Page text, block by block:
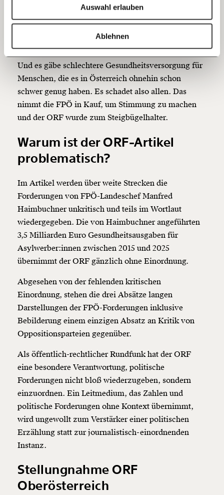
Auswahl erlauben
Ablehnen
20€ 40€
60€ 100€
150€ €
Ich möchte meine Spende verschenken.
Du erhältst eine E-Mail mit deiner
Geschenkurkunde im PDF-Format, welche Du
kannst.
Weiter
1/3
https://www.moment.at/story/fpoe-krankenkasse-asyl-orf-kritik/
Steuern einnimmt und sich die Einnahmen und
Ausgaben im Bereich Asyl decken: Eine eigene
Krankenkasse würde viel mehr Kosten verursachen
bei gleichzeitig höheren Bürokratieaufwendungen.
Und es gäbe schlechtere Gesundheitsversorgung für
Menschen, die es in Österreich ohnehin schon
schwer genug haben. Es schadet also allen. Das
nimmt die FPÖ in Kauf, um Stimmung zu machen
und der ORF wurde zum Steigbügelhalter.
Warum ist der ORF-Artikel
problematisch?
Im Artikel werden über weite Strecken die
Forderungen von FPÖ-Landeschef Manfred
Haimbuchner unkritisch und teils im Wortlaut
wiedergegeben. Die von Haimbuchner angeführten
3,5 Milliarden Euro Gesundheitsausgaben für
Asylwerber:innen zwischen 2015 und 2025
übernimmt der ORF gänzlich ohne Einordnung.
Abgesehen von der fehlenden kritischen
Einordnung, stehen die drei Absätze langen
Darstellungen der FPÖ-Forderungen inklusive
Bebilderung einem einzigen Absatz an Kritik von
Oppositionsparteien gegenüber.
Als öffentlich-rechtlicher Rundfunk hat der ORF
eine besondere Verantwortung, politische
Forderungen nicht bloß wiederzugeben, sondern
einzuordnen. Ein Leitmedium, das Zahlen und
politische Forderungen ohne Kontext übernimmt,
wird ungewollt zum Verstärker einer politischen
Erzählung statt zur journalistisch-einordnenden
Instanz.
Stellungnahme ORF
Oberösterreich